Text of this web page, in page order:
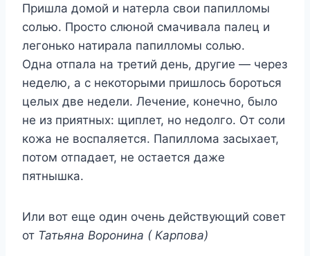
Пришла домой и натерла свои папилломы
солью. Просто слюной смачивала палец и
легонько натирала папилломы солью.
Одна отпала на третий день, другие — через
неделю, а с некоторыми пришлось бороться
целых две недели. Лечение, конечно, было
не из приятных: щиплет, но недолго. От соли
кожа не воспаляется. Папиллома засыхает,
потом отпадает, не остается даже
пятнышка.
Или вот еще один очень действующий совет
от Татьяна Воронина ( Карпова)